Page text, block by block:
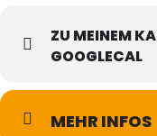
ZU MEINEM
GOOGLECAL
MEHR INFOS